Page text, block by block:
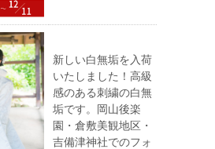
新しい白無垢を入荷
いたしました！高級
感のある刺繍の白無
垢です。岡山後楽
園・倉敷美観地区・
吉備津神社でのフォ